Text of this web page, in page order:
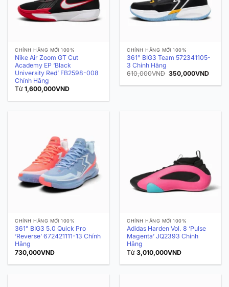
CHÍNH HÃNG MỚI 100%
Nike Air Zoom GT Cut
Academy EP ‘Black
University Red’ FB2598-008
Chính Hãng
Từ1,600,000VND
CHÍNH HÃNG MỚI 100%
361° BIG3 Team 572341105-
3 Chính Hãng
610,000VND Giá
là:
350,000VNDGiá
tại
CHÍNH HÃNG MỚI 100%
361° BIG3 5.0 Quick Pro
‘Reverse’ 672421111-13 Chính
Hãng
730,000VND
CHÍNH HÃNG MỚI 100%
Adidas Harden Vol. 8 ‘Pulse
Magenta’ JQ2393 Chính
Hãng
Từ3,010,000VND